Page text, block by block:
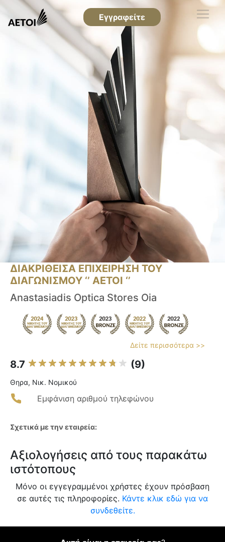
Εγγραφείτε
ΔΙΑΚΡΙΘΕΙΣΑ ΕΠΙΧΕΙΡΗΣΗ ΤΟΥ
ΔΙΑΓΩΝΙΣΜΟΥ ‘’ ΑΕΤΟΙ ‘’
Anastasiadis Optica Stores Oia
Δείτε περισσότερα >>
8.7 (9)
Θηρα, Νικ. Νομικού
Εμφάνιση αριθμού τηλεφώνου
Σχετικά με την εταιρεία:
Αξιολογήσεις από τους παρακάτω
ιστότοπους
Μόνο οι εγγεγραμμένοι χρήστες έχουν πρόσβαση
σε αυτές τις πληροφορίες. Κάντε κλικ εδώ για να
συνδεθείτε.